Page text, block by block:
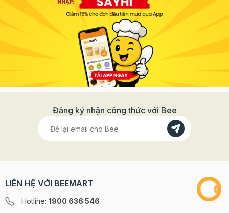
Đăng ký nhận công thức với Bee
LIÊN HỆ VỚI BEEMART
Hotline: 1900 636 546